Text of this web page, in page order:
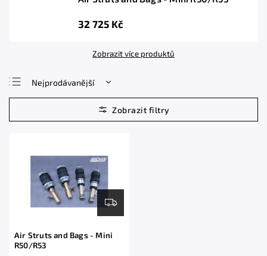
32 725 Kč
Zobrazit více produktů
Nejprodávanější
Nejlevnější
Nejdražší
Air Struts and Bags - Mini
R50/R53